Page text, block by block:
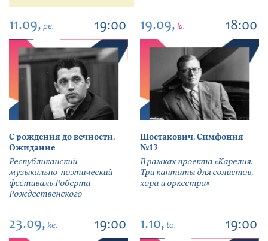
11.09, pe. 19:00
С рождения до вечности.
Ожидание
Республиканский
музыкально-поэтический
фестиваль Роберта
Рождественского
19.09, la. 18:00
Шостакович. Симфония
№13
В рамках проекта «Карелия.
Три кантаты для солистов,
хора и оркестра»
23.09, ke. 19:00 1.10, to. 19:00